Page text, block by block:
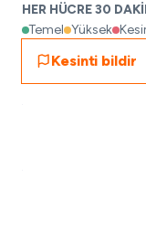
HER HÜCRE 30
Temel Yüksek
Kesinti bildir